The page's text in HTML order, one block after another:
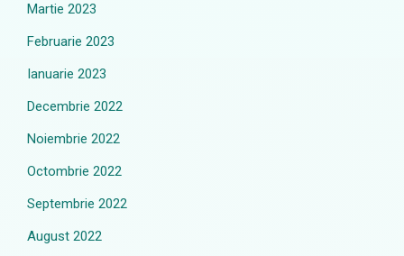
Martie 2023
Februarie 2023
Ianuarie 2023
Decembrie 2022
Noiembrie 2022
Octombrie 2022
Septembrie 2022
August 2022